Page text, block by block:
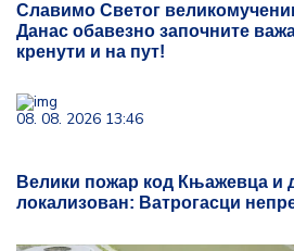
Славимо Светог
Данас обавезно започните
кренути и на пут!
08. 08. 2026 13:46
Велики пожар код Књажевца и
локализован: Ватрогасци